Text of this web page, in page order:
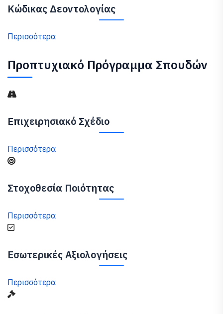
Κώδικας Δεοντολογίας
Περισσότερα
Προπτυχιακό Πρόγραμμα Σπουδών
Επιχειρησιακό Σχέδιο
Περισσότερα
Στοχοθεσία Ποιότητας
Περισσότερα
Εσωτερικές Αξιολογήσεις
Περισσότερα